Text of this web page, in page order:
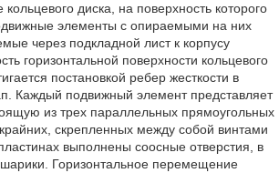
диска, на поверхность которого
элементы с опираемыми на них
через подкладной лист к корпусу
горизонтальной поверхности кольцевого
постановкой ребер жесткости в
Каждый подвижный элемент представляет
из трех параллельных прямоугольных
скрепленных между собой винтами
выполнены соосные отверстия, в
Горизонтальное перемещение